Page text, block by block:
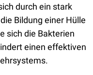
durch ein stark
Bildung einer Hülle
sich die Bakterien
einen effektiven